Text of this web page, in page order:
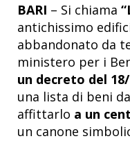
BARI – Si chiama
antichissimo
abbandonato da
ministero per i
un decreto del
una lista di beni
affittarlo a un
un canone